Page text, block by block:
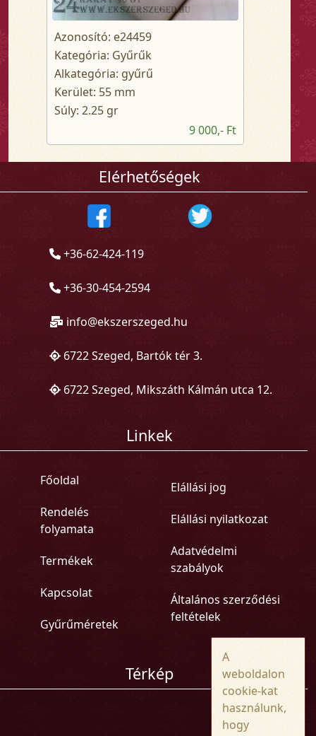
Azonosító: e24459
Kategória: Gyűrűk
Alkategória: gyűrű
Kerület: 55 mm
Súly: 2.25 gr
9 000,- Ft
Elérhetőségek
+36-62-424-119
+36-30-454-2594
info@ekszerszeged.hu
6722 Szeged, Bartók tér 3.
6722 Szeged, Mikszáth Kálmán utca 12.
Linkek
Főoldal
Rendelés
folyamata
Termékek
Kapcsolat
Gyűrűméretek
Elállási jog
Elállási nyilatkozat
Adatvédelmi
szabályok
Általános szerződési
feltételek
Térkép
A
weboldalon
cookie-kat
használunk,
hogy